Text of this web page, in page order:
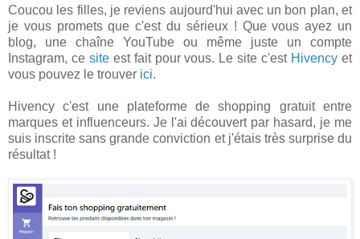
Coucou les filles, je reviens aujourd'hui avec un bon plan, et
je vous promets que c'est du sérieux ! Que vous ayez un
blog, une chaîne YouTube ou même juste un compte
Instagram, ce siteest fait pour vous. Le site c'est Hivency et
vous pouvez le trouver ici.
Hivency c'est une plateforme de shopping gratuit entre
marques et influenceurs. Je l'ai découvert par hasard, je me
suis inscrite sans grande conviction et j'étais très surprise du
résultat !